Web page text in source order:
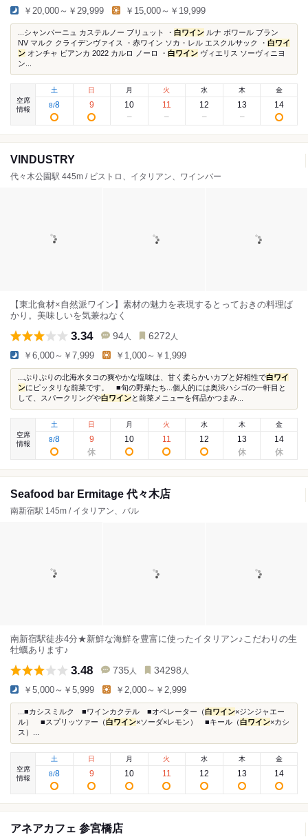
￥20,000～￥29,999 ￥15,000～￥19,999
...シャンパーニュ カステルノー ブリュット ・ 白ワイン ルナ ボワール ブラン
NV マルク クライデンヴァイス ・赤ワイン ソカ・レル エスクルサック ・ 白ワイ
ン オンチャ ビアンカ 2022 カルロ ノーロ ・ 白ワイン ヴィエリス ソーヴィニヨ
ン...
空席
情報
土
8/8
日
9
月
10
火
11
水
12
木
13
金
14
VINDUSTRY
代々木公園駅 445m / ビストロ、イタリアン、ワインバー
【東北食材×自然派ワイン】素材の魅力を表現するとっておきの料理ば
かり。美味しいを気兼ねなく
3.34 94 人 6272 人
￥6,000～￥7,999 ￥1,000～￥1,999
...ぷりぷりの北海水タコの爽やかな塩味は、甘く柔らかいカブと好相性で白ワイ
ンにピッタリな前菜です。 ■旬の野菜たち...個人的には奥渋ハシゴの一軒目と
して、スパークリングや白ワインと前菜メニューを何品かつまみ...
空席
情報
土
8/8
日
9
月
10
火
11
水
12
木
13
金
14
Seafood bar Ermitage 代々木店
南新宿駅 145m / イタリアン、バル
南新宿駅徒歩4分★新鮮な海鮮を豊富に使ったイタリアン♪こだわりの生
牡蠣あります♪
3.48 735 人 34298 人
￥5,000～￥5,999 ￥2,000～￥2,999
...■カシスミルク ■ワインカクテル ■オペレーター（白ワイン×ジンジャエー
ル） ■スプリッツァー（白ワイン×ソーダ×レモン） ■キール（白ワイン×カシ
ス）...
空席
情報
土
8/8
日
9
月
10
火
11
水
12
木
13
金
14
アネアカフェ 参宮橋店